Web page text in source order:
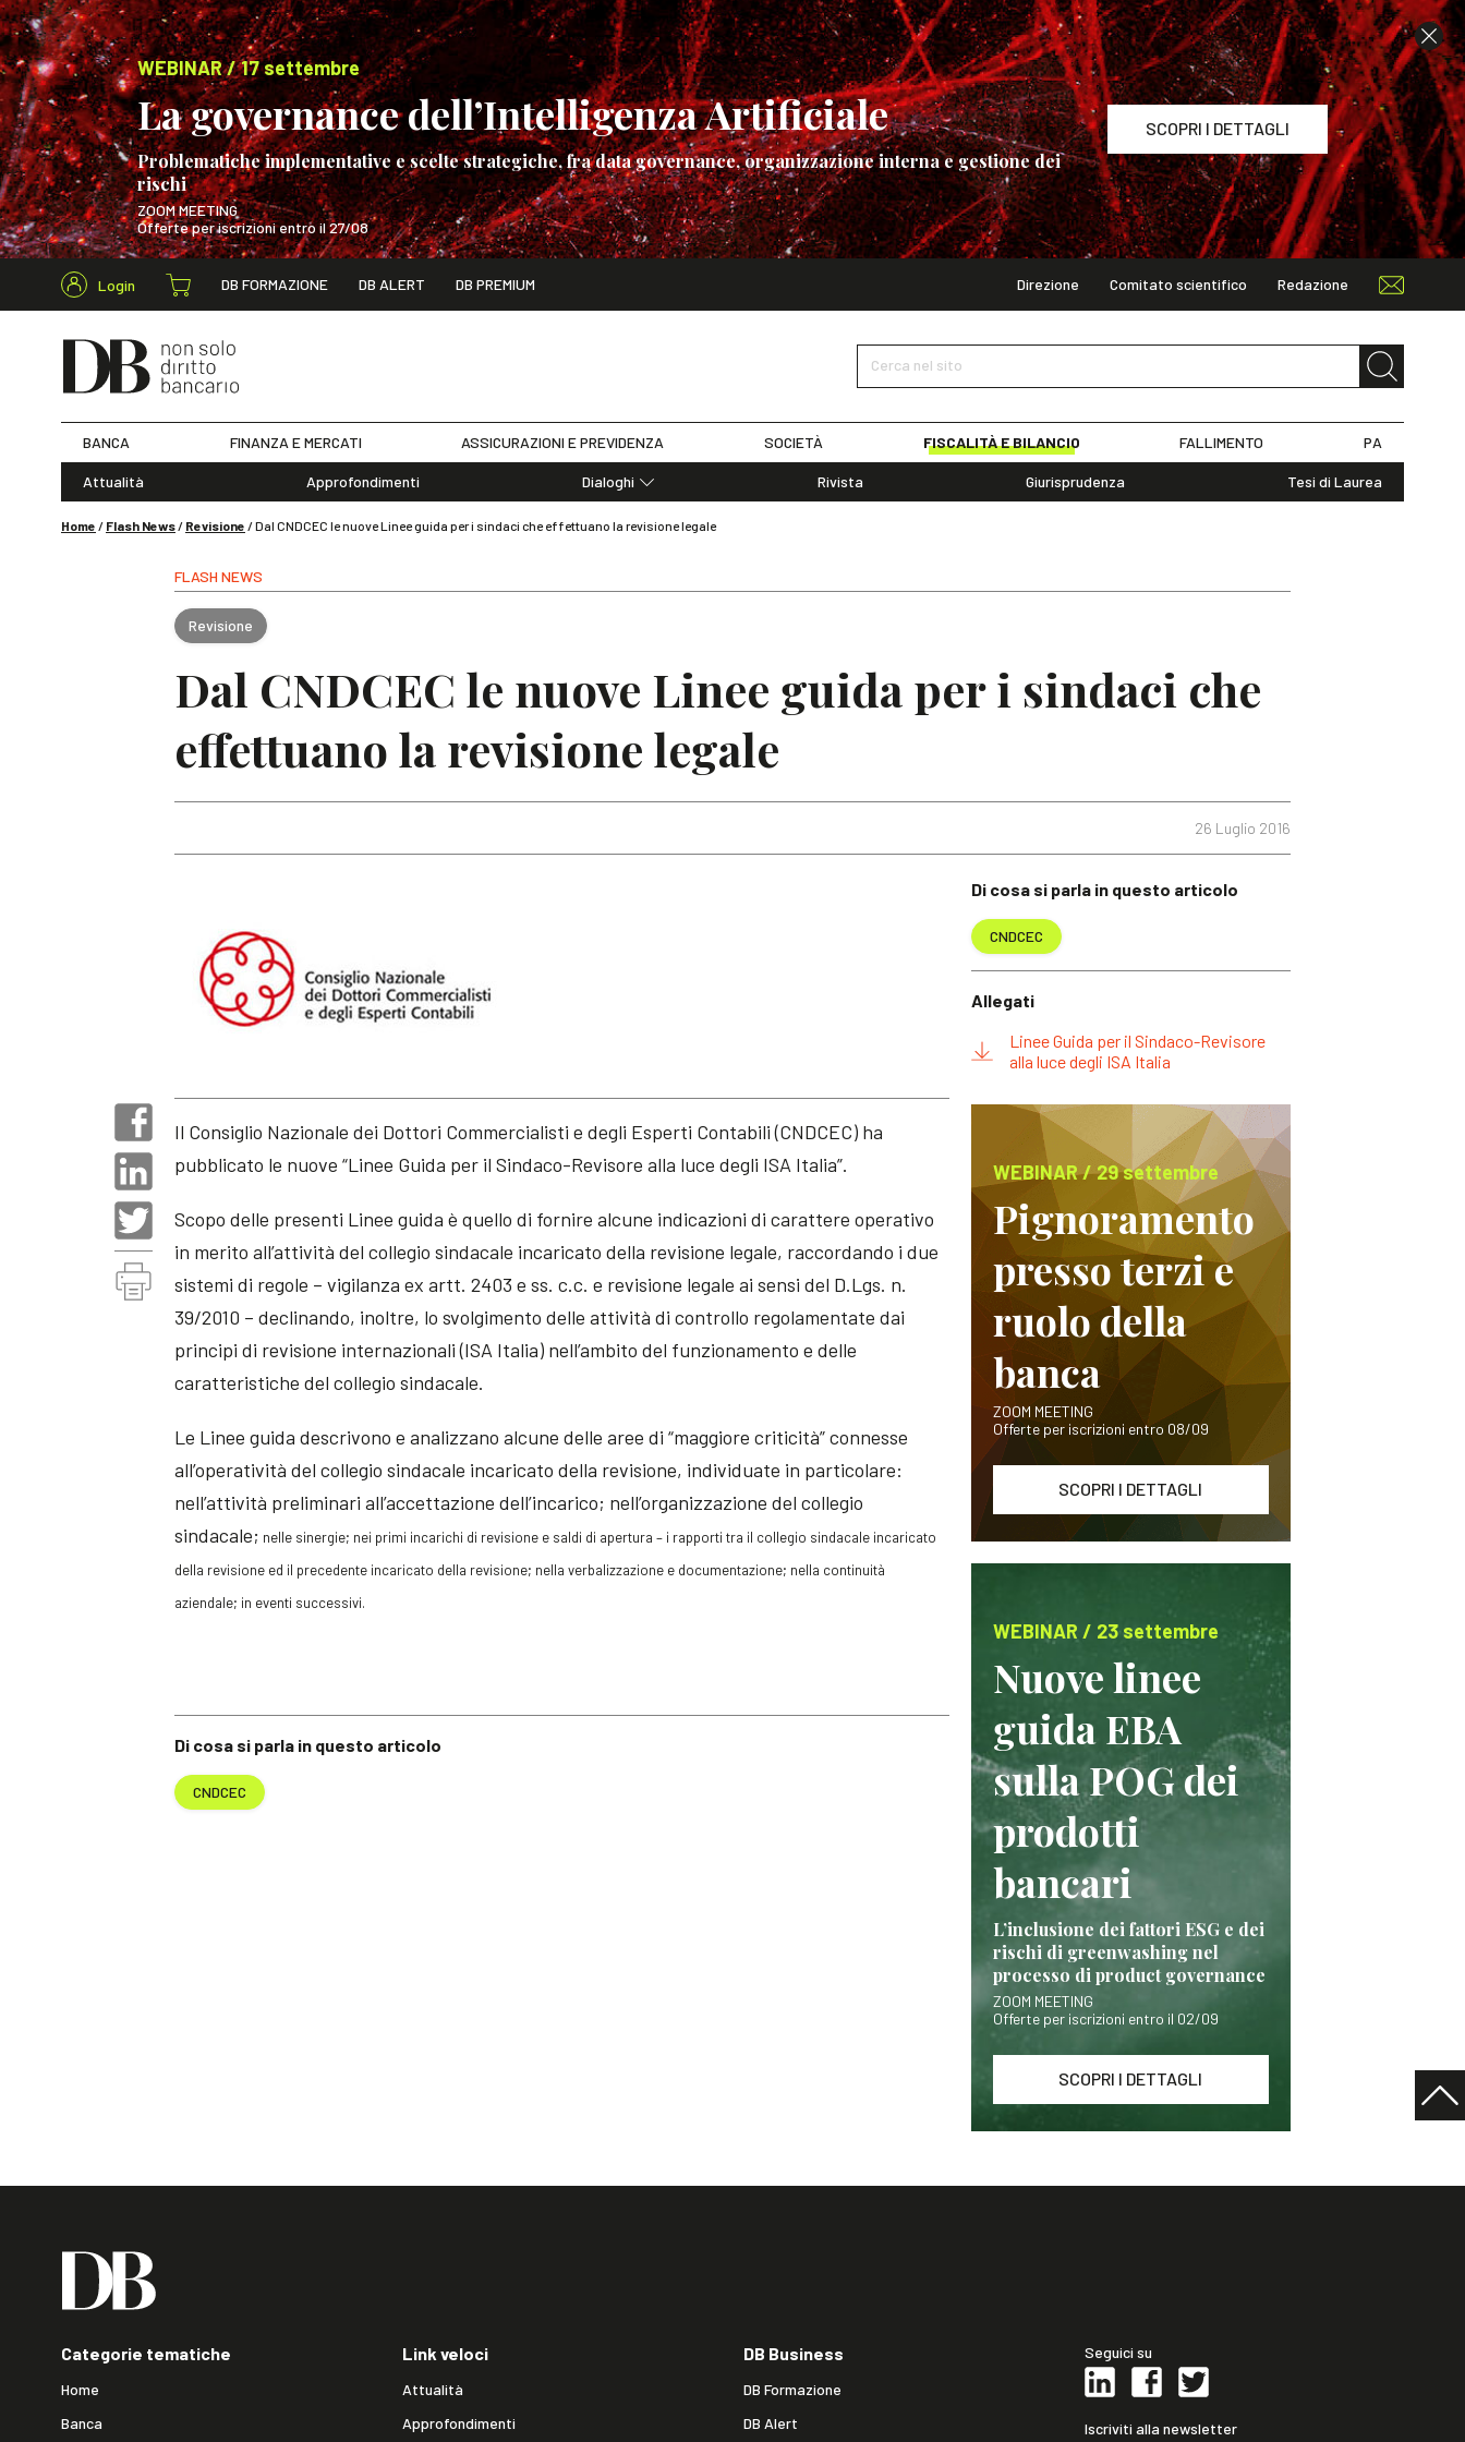
WEBINAR / 17 settembre
La governance dell’Intelligenza Artificiale
Problematiche implementative e scelte strategiche, fra data governance, organizzazione interna e gestione dei
rischi
ZOOM MEETING
Offerte per iscrizioni entro il 27/08
SCOPRI I DETTAGLI
WEBINAR / 17 settembre
Login DB FORMAZIONE DB ALERT DB PREMIUM Direzione Comitato scientifico Redazione
Cerca nel sito
Cerca nel sito
BANCA FINANZA E MERCATI ASSICURAZIONI E PREVIDENZA SOCIETÀ FISCALITÀ E BILANCIO FALLIMENTO PA
Attualità Approfondimenti
Dialoghi
Rivista Giurisprudenza Tesi di Laurea
Home / Flash News/ Revisione /Dal CNDCEC le nuove Linee guida per i sindaci che effettuano la revisione legale
FLASH NEWS
Revisione
Dal CNDCEC le nuove Linee guida per i sindaci che
effettuano la revisione legale
26 Luglio 2016
Di cosa si parla in questo articolo
CNDCEC
Il Consiglio Nazionale dei Dottori Commercialisti e degli Esperti Contabili (CNDCEC) ha
pubblicato le nuove “Linee Guida per il Sindaco-Revisore alla luce degli ISA Italia”.
Scopo delle presenti Linee guida è quello di fornire alcune indicazioni di carattere operativo
in merito all’attività del collegio sindacale incaricato della revisione legale, raccordando i due
sistemi di regole – vigilanza ex artt. 2403 e ss. c.c. e revisione legale ai sensi del D.Lgs. n.
39/2010 – declinando, inoltre, lo svolgimento delle attività di controllo regolamentate dai
principi di revisione internazionali (ISA Italia) nell’ambito del funzionamento e delle
caratteristiche del collegio sindacale.
Le Linee guida descrivono e analizzano alcune delle aree di “maggiore criticità” connesse
all’operatività del collegio sindacale incaricato della revisione, individuate in particolare:
nell’attività preliminari all’accettazione dell’incarico; nell’organizzazione del collegio
sindacale; nelle sinergie; nei primi incarichi di revisione e saldi di apertura – i rapporti tra il collegio sindacale incaricato
della revisione ed il precedente incaricato della revisione; nella verbalizzazione e documentazione; nella continuità
aziendale; in eventi successivi.
Di cosa si parla in questo articolo
CNDCEC
Allegati
Linee Guida per il Sindaco-Revisore
alla luce degli ISA Italia
WEBINAR / 29 settembre
Pignoramento
presso terzi e
ruolo della
banca
ZOOM MEETING
Offerte per iscrizioni entro 08/09
SCOPRI I DETTAGLI
WEBINAR / 23 settembre
Nuove linee
guida EBA
sulla POG dei
prodotti
bancari
L’inclusione dei fattori ESG e dei
rischi di greenwashing nel
processo di product governance
ZOOM MEETING
Offerte per iscrizioni entro il 02/09
SCOPRI I DETTAGLI
Categorie tematiche
Home
Banca
Link veloci
Attualità
Approfondimenti
DB Business
DB Formazione
DB Alert
Seguici su
Iscriviti alla newsletter